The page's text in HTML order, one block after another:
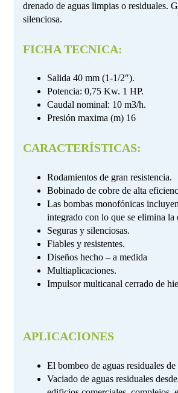
drenado de aguas limpias o residuales.
silenciosa.
FICHA TECNICA:
Salida 40 mm (1-1/2″).
Potencia: 0,75 Kw. 1 HP.
Caudal nominal: 10 m3/h.
Presión maxima (m) 16
CARACTERÍSTICAS:
Rodamientos de gran resistencia.
Bobinado de cobre de alta
Las bombas monofónicas
integrado con lo que se elimina la
Seguras y silenciosas.
Fiables y resistentes.
Diseños hecho – a medida
Multiaplicaciones.
Impulsor multicanal cerrado de
APLICACIONES
El bombeo de aguas residuales
Vaciado de aguas residuales